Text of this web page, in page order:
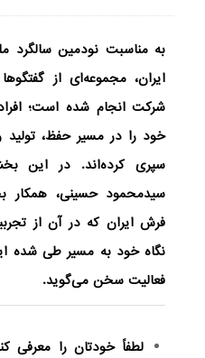
به مناسبت نودمین
ایران، مجموعه‌ای از
شرکت انجام شده است؛
خود را در مسیر حفظ، تولید
سپری کرده‌اند. در این
سیدمحمود حسینی، همکار
فرش ایران که در آن از
نگاه خود به مسیر طی شده
فعالیت سخن می‌گوید.
لطفاً خودتان را معرفی